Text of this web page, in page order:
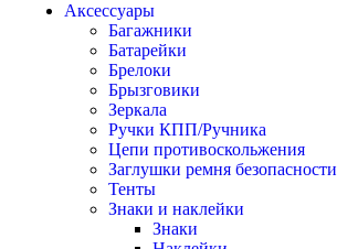
Аксессуары
Багажники
Батарейки
Брелоки
Брызговики
Зеркала
Ручки КПП/Ручника
Цепи противоскольжения
Заглушки ремня безопасности
Тенты
Знаки и наклейки
Знаки